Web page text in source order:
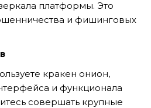
платформы. Это
и фишинговых
кракен онион,
и функционала
совершать крупные